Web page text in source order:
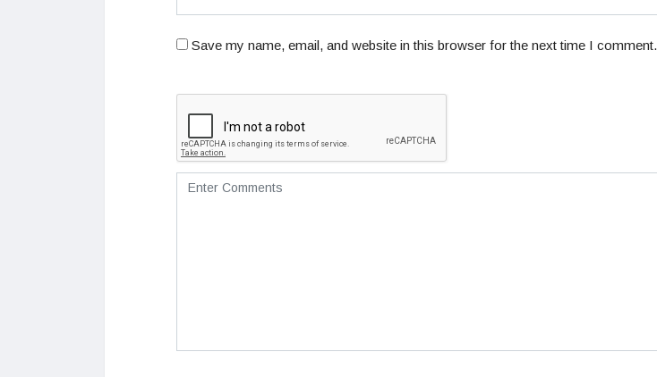
Save my name, email, and website in this browser for the next time I comment.